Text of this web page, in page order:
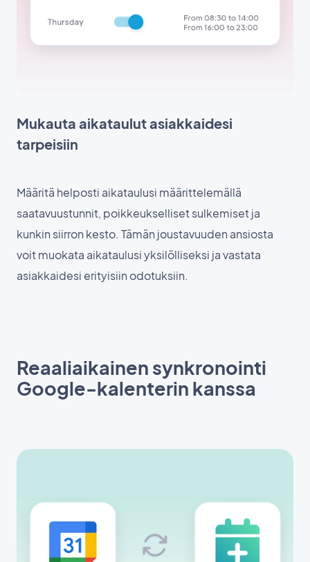
Mukauta aikataulut asiakkaidesi
tarpeisiin
Määritä helposti aikataulusi määrittelemällä
saatavuustunnit, poikkeukselliset sulkemiset ja
kunkin siirron kesto. Tämän joustavuuden ansiosta
voit muokata aikataulusi yksilölliseksi ja vastata
asiakkaidesi erityisiin odotuksiin.
Reaaliaikainen synkronointi
Google-kalenterin kanssa